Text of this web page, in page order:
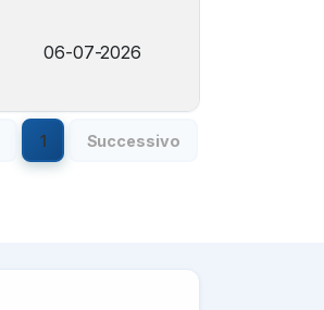
06-07-2026
1 Successivo